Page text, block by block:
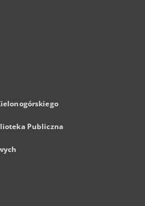
Publiczna